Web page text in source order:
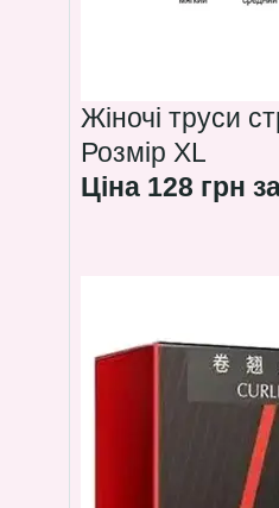
Жіночі труси
Розмір XL
Ціна 128 грн